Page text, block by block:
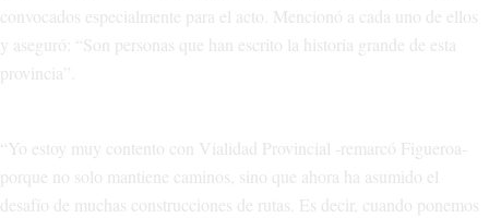
convocados especialmente para el acto. Mencionó a cada uno de ellos
y aseguró: “Son personas que han escrito la historia grande de esta
provincia”.
“Yo estoy muy contento con Vialidad Provincial -remarcó Figueroa-
porque no solo mantiene caminos, sino que ahora ha asumido el
desafío de muchas construcciones de rutas. Es decir, cuando ponemos